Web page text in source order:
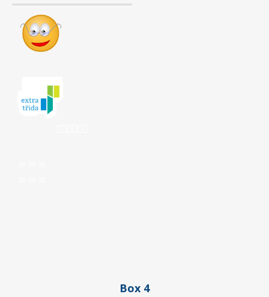
Box 4